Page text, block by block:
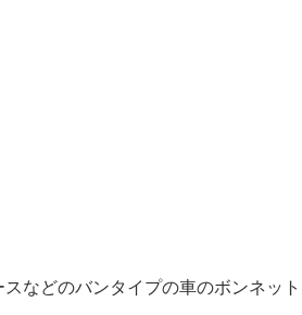
などのバンタイプの車のボンネッ